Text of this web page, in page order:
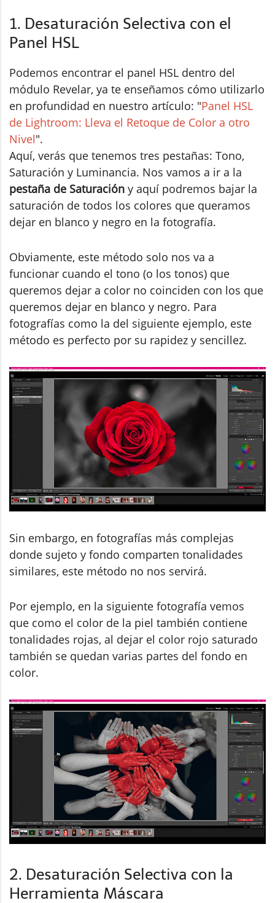
1. Desaturación Selectiva con el
Panel HSL
Podemos encontrar el panel HSL dentro del
módulo Revelar, ya te enseñamos cómo utilizarlo
en profundidad en nuestro artículo: "Panel HSL
de Lightroom: Lleva el Retoque de Color a otro
Nivel".
Aquí, verás que tenemos tres pestañas: Tono,
Saturación y Luminancia. Nos vamos a ir a la
pestaña de Saturación y aquí podremos bajar la
saturación de todos los colores que queramos
dejar en blanco y negro en la fotografía.
Obviamente, este método solo nos va a
funcionar cuando el tono (o los tonos) que
queremos dejar a color no coinciden con los que
queremos dejar en blanco y negro. Para
fotografías como la del siguiente ejemplo, este
método es perfecto por su rapidez y sencillez.
Sin embargo, en fotografías más complejas
donde sujeto y fondo comparten tonalidades
similares, este método no nos servirá.
Por ejemplo, en la siguiente fotografía vemos
que como el color de la piel también contiene
tonalidades rojas, al dejar el color rojo saturado
también se quedan varias partes del fondo en
color.
2. Desaturación Selectiva con la
Herramienta Máscara